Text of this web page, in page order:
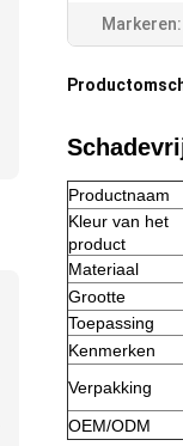
Markeren:
Productnaam
Kleur van het
product
Materiaal
Grootte
Toepassing
Kenmerken
Verpakking
OEM/ODM